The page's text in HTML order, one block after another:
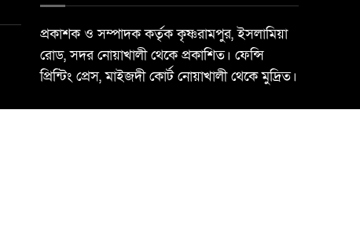
প্রকাশক ও সম্পাদক কর্তৃক কৃষ্ণরামপুর, ইসলামিয়া
রোড, সদর নোয়াখালী থেকে প্রকাশিত। ফেন্সি
প্রিন্টিং প্রেস, মাইজদী কোর্ট নোয়াখালী থেকে মুদ্রিত।